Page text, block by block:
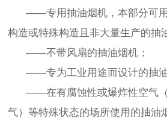
——专用抽油烟机，本部分可用
构造或特殊构造且非大量生产的抽
——不带风扇的抽油烟机；
——专为工业用途而设计的抽油
——在有腐蚀性或爆炸性空气（
气）等特殊状态的场所使用的抽油